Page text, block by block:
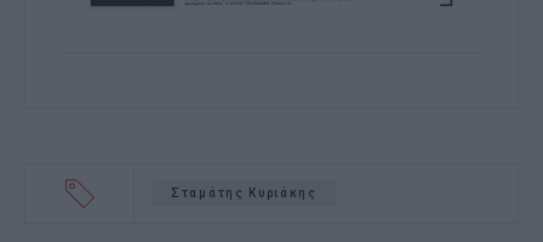
Σταμάτης Κυριάκης